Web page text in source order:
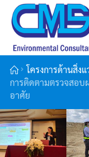
โครงการด้านสิ่ง
การติดตามตรวจสอ
อาศัย